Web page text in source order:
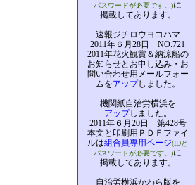
パスワードが必要です。)に
掲載してあります。
速報ジチロウヨコハマ
2011年６月28日 NO.721
2011年花火観賞＆納涼船の
お知らせとお申し込み・お
問い合わせ用メールフォー
ムをアップしました。
機関紙自治労横浜を
アップしました。
2011年６月20日 第428号
本文と印刷用ＰＤＦファイ
ルは組合員専用ページ(IDと
パスワードが必要です。)に
掲載してあります。
自治労横浜かわら版を